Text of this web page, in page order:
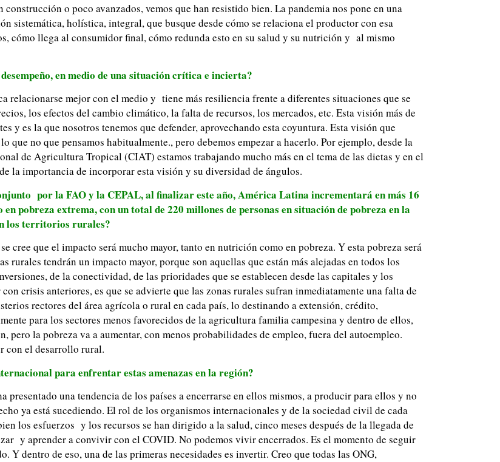
construcción o poco avanzados, vemos que han resistido bien. La pandemia nos pone en una
sistemática, holística, integral, que busque desde cómo se relaciona el productor con esa
cómo llega al consumidor final, cómo redunda esto en su salud y su nutrición y al mismo
en medio de una situación crítica e incierta?
relacionarse mejor con el medio y tiene más resiliencia frente a diferentes situaciones que se
los efectos del cambio climático, la falta de recursos, los mercados, etc. Esta visión más de
y es la que nosotros tenemos que defender, aprovechando esta coyuntura. Esta visión que
que no que pensamos habitualmente., pero debemos empezar a hacerlo. Por ejemplo, desde la
de Agricultura Tropical (CIAT) estamos trabajando mucho más en el tema de las dietas y en el
la importancia de incorporar esta visión y su diversidad de ángulos.
por la FAO y la CEPAL, al finalizar este año, América Latina incrementará en más 16
pobreza extrema, con un total de 220 millones de personas en situación de pobreza en la
los territorios rurales?
cree que el impacto será mucho mayor, tanto en nutrición como en pobreza. Y esta pobreza será
rurales tendrán un impacto mayor, porque son aquellas que están más alejadas en todos los
de la conectividad, de las prioridades que se establecen desde las capitales y los
crisis anteriores, es que se advierte que las zonas rurales sufran inmediatamente una falta de
rectores del área agrícola o rural en cada país, lo destinando a extensión, crédito,
para los sectores menos favorecidos de la agricultura familia campesina y dentro de ellos,
pero la pobreza va a aumentar, con menos probabilidades de empleo, fuera del autoempleo.
con el desarrollo rural.
para enfrentar estas amenazas en la región?
presentado una tendencia de los países a encerrarse en ellos mismos, a producir para ellos y no
ya está sucediendo. El rol de los organismos internacionales y de la sociedad civil de cada
los esfuerzos y los recursos se han dirigido a la salud, cinco meses después de la llegada de
y aprender a convivir con el COVID. No podemos vivir encerrados. Es el momento de seguir
dentro de eso, una de las primeras necesidades es invertir. Creo que todas las ONG,